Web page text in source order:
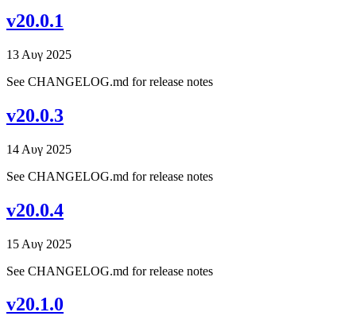
v20.0.1
13 Αυγ 2025
See CHANGELOG.md for release notes
v20.0.3
14 Αυγ 2025
See CHANGELOG.md for release notes
v20.0.4
15 Αυγ 2025
See CHANGELOG.md for release notes
v20.1.0